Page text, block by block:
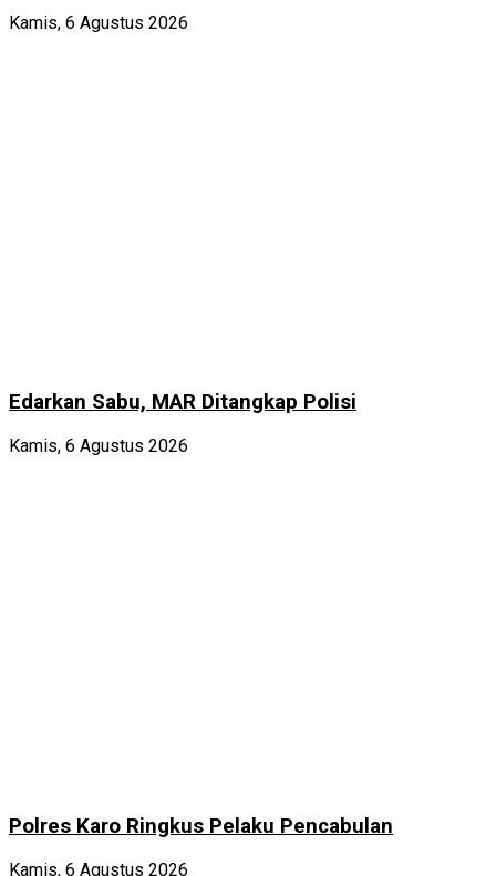
Kamis, 6 Agustus 2026
Edarkan Sabu, MAR Ditangkap Polisi
Kamis, 6 Agustus 2026
Polres Karo Ringkus Pelaku Pencabulan
Kamis, 6 Agustus 2026